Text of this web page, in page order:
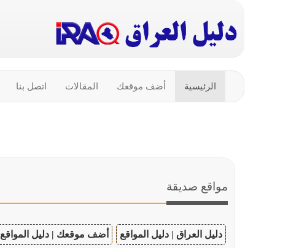
الرئيسية أضف موقعك المقالات اتصل بنا
مواقع صديقة
دليل العراق | دليل المواقع أضف موقعك | دليل المواقع